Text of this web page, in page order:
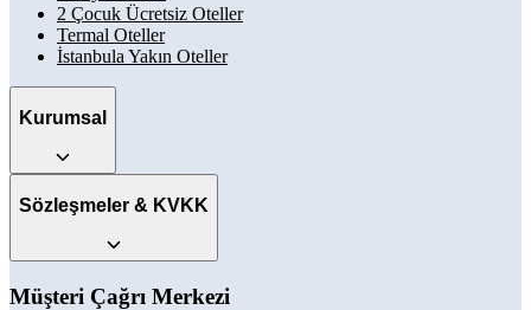
2 Çocuk Ücretsiz Oteller
Termal Oteller
İstanbula Yakın Oteller
Kurumsal
Sözleşmeler & KVKK
Müşteri Çağrı Merkezi